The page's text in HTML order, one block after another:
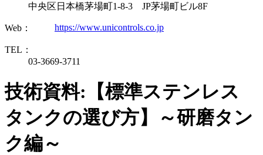
中央区日本橋茅場町1-8-3 JP茅場町ビル8F
Web： https://www.unicontrols.co.jp
TEL：
03-3669-3711
技術資料:【標準ステンレス
タンクの選び方】～研磨タン
ク編～